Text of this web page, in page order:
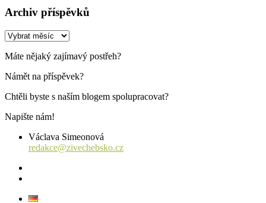
Archiv příspěvků
Archiv
Máte nějaký zajímavý postřeh?
Námět na příspěvek?
Chtěli byste s naším blogem spolupracovat?
Napište nám!
Václava Simeonová
redakce@zivechebsko.cz